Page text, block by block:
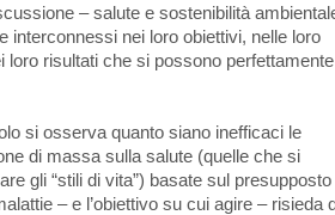
– salute e sostenibilità
interconnessi nei loro obiettivi, nelle loro
loro risultati che si possono perfettamente
si osserva quanto siano inefficaci le
di massa sulla salute (quelle che si
gli “stili di vita”) basate sul
– e l’obiettivo su cui agire – risieda